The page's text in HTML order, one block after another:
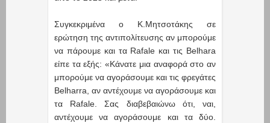
Συγκεκριμένα ο Κ.Μητσοτάκης σε
ερώτηση της αντιπολίτευσης αν μπορούμε
να πάρουμε και τα Rafale και τις Belhara
είπε τα εξής: «Κάνατε μια αναφορά στο αν
μπορούμε να αγοράσουμε και τις φρεγάτες
Belharra, αν αντέχουμε να αγοράσουμε και
τα Rafale. Σας διαβεβαιώνω ότι, ναι,
αντέχουμε να αγοράσουμε και τα δύο.